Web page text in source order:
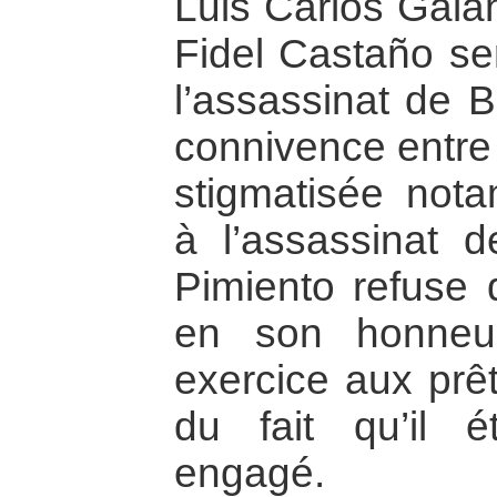
Fidel Castaño
l’assassinat de
connivence entre
stigmatisée
à l’assassinat
Pimiento refuse
en son
exercice aux
du fait qu’il
engagé.